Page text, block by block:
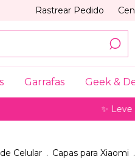
Rastrear Pedido
Garrafas Geek &
✨ Leve 02
Celular . Capas para Xiaomi .